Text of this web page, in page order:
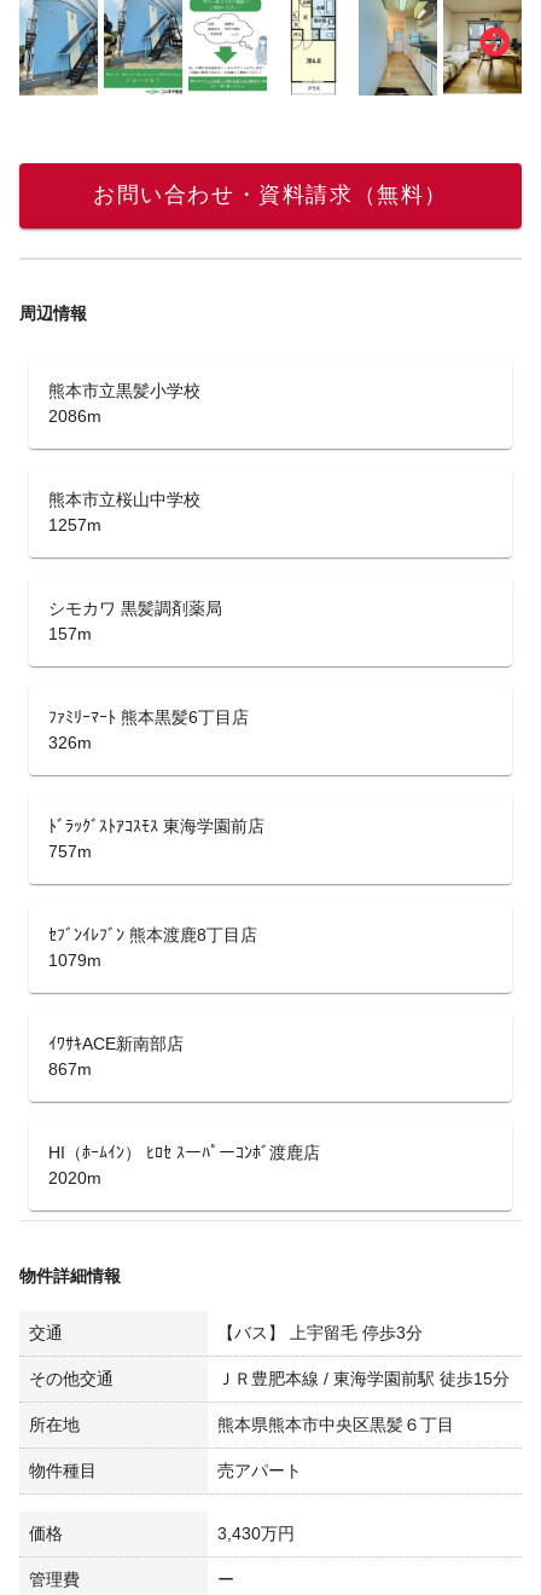
お問い合わせ・資料請求（無料）
周辺情報
熊本市立黒髪小学校
2086m
熊本市立桜山中学校
1257m
シモカワ 黒髪調剤薬局
157m
ﾌｧﾐﾘｰﾏｰﾄ 熊本黒髪6丁目店
326m
ﾄﾞﾗｯｸﾞｽﾄｱｺｽﾓｽ 東海学園前店
757m
ｾﾌﾞﾝｲﾚﾌﾞﾝ 熊本渡鹿8丁目店
1079m
ｲﾜｻｷACE新南部店
867m
HI（ﾎｰﾑｲﾝ） ﾋﾛｾ ｽーﾊﾟーｺﾝﾎﾞ渡鹿店
2020m
物件詳細情報
交通 【バス】 上宇留毛 停歩3分
その他交通 ＪＲ豊肥本線 / 東海学園前駅 徒歩15分
所在地 熊本県熊本市中央区黒髪６丁目
物件種目 売アパート
価格 3,430万円
管理費 ー